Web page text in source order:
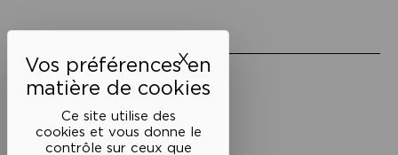
Ce site utilise des
cookies et vous donne le
contrôle sur ceux que
XMasquer le bandeau des
Mentions légales
Politique de confidentialité
Conditions générales de vente
Cookies